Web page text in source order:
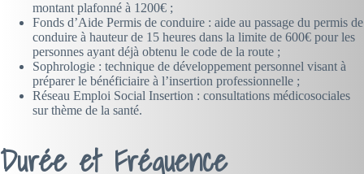
montant plafonné à 1200€ ;
Fonds d’Aide Permis de conduire : aide au passage du permis de
conduire à hauteur de 15 heures dans la limite de 600€ pour les
personnes ayant déjà obtenu le code de la route ;
Sophrologie : technique de développement personnel visant à
préparer le bénéficiaire à l’insertion professionnelle ;
Réseau Emploi Social Insertion : consultations médicosociales
sur thème de la santé.
Durée et Fréquence